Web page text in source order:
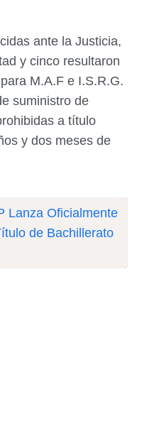
ante la Justicia,
y cinco resultaron
M.A.F e I.S.R.G.
suministro de
a título
y dos meses de
Lanza Oficialmente
de Bachillerato